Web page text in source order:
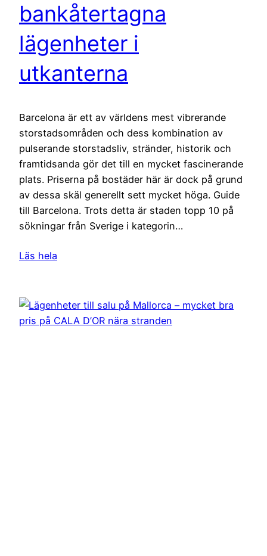
bankåtertagna
lägenheter i
utkanterna
Barcelona är ett av världens mest vibrerande
storstadsområden och dess kombination av
pulserande storstadsliv, stränder, historik och
framtidsanda gör det till en mycket fascinerande
plats. Priserna på bostäder här är dock på grund
av dessa skäl generellt sett mycket höga. Guide
till Barcelona. Trots detta är staden topp 10 på
sökningar från Sverige i kategorin…
Läs hela